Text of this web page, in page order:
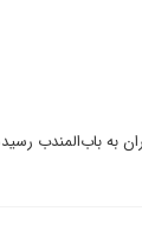
به باب‌المندب